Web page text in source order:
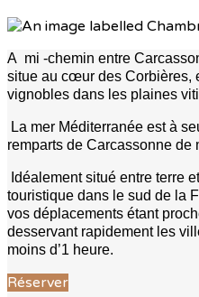
A mi -chemin entre
situe au cœur des Corbières,
vignobles dans les plaines
La mer Méditerranée est à
remparts de Carcassonne de
Idéalement situé entre terre
touristique dans le sud de la
vos déplacements étant
desservant rapidement les
moins d’1 heure.
Réserver